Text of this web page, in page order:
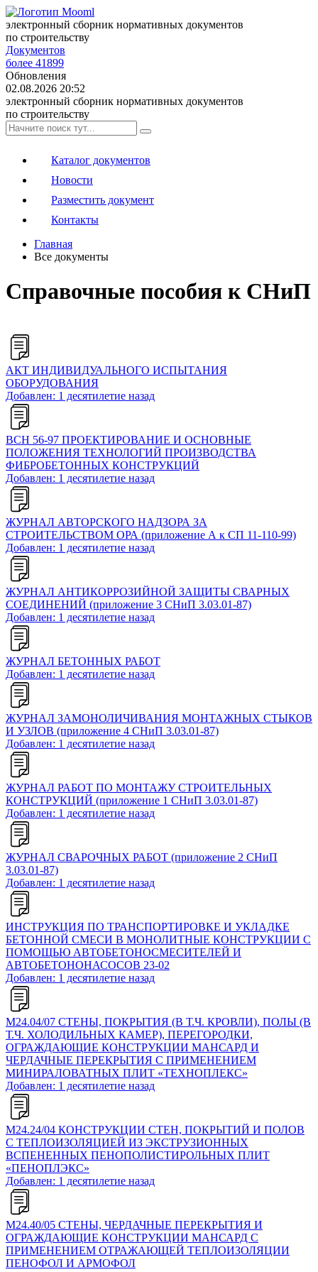
электронный сборник нормативных документов
по строительству
Документов
более 41899
Обновления
02.08.2026 20:52
электронный сборник нормативных документов
по строительству
Каталог документов
Новости
Разместить документ
Контакты
Главная
Все документы
Справочные пособия к СНиП
АКТ ИНДИВИДУАЛЬНОГО ИСПЫТАНИЯ
ОБОРУДОВАНИЯ
Добавлен: 1 десятилетие назад
ВСН 56-97 ПРОЕКТИРОВАНИЕ И ОСНОВНЫЕ
ПОЛОЖЕНИЯ ТЕХНОЛОГИЙ ПРОИЗВОДСТВА
ФИБРОБЕТОННЫХ КОНСТРУКЦИЙ
Добавлен: 1 десятилетие назад
ЖУРНАЛ АВТОРСКОГО НАДЗОРА ЗА
СТРОИТЕЛЬСТВОМ ОРА (приложение А к СП 11-110-99)
Добавлен: 1 десятилетие назад
ЖУРНАЛ АНТИКОРРОЗИЙНОЙ ЗАЩИТЫ СВАРНЫХ
СОЕДИНЕНИЙ (приложение 3 СНиП 3.03.01-87)
Добавлен: 1 десятилетие назад
ЖУРНАЛ БЕТОННЫХ РАБОТ
Добавлен: 1 десятилетие назад
ЖУРНАЛ ЗАМОНОЛИЧИВАНИЯ МОНТАЖНЫХ СТЫКОВ
И УЗЛОВ (приложение 4 СНиП 3.03.01-87)
Добавлен: 1 десятилетие назад
ЖУРНАЛ РАБОТ ПО МОНТАЖУ СТРОИТЕЛЬНЫХ
КОНСТРУКЦИЙ (приложение 1 СНиП 3.03.01-87)
Добавлен: 1 десятилетие назад
ЖУРНАЛ СВАРОЧНЫХ РАБОТ (приложение 2 СНиП
3.03.01-87)
Добавлен: 1 десятилетие назад
ИНСТРУКЦИЯ ПО ТРАНСПОРТИРОВКЕ И УКЛАДКЕ
БЕТОННОЙ СМЕСИ В МОНОЛИТНЫЕ КОНСТРУКЦИИ С
ПОМОЩЬЮ АВТОБЕТОНОСМЕСИТЕЛЕЙ И
АВТОБЕТОНОНАСОСОВ 23-02
Добавлен: 1 десятилетие назад
М24.04/07 СТЕНЫ, ПОКРЫТИЯ (В Т.Ч. КРОВЛИ), ПОЛЫ (В
Т.Ч. ХОЛОДИЛЬНЫХ КАМЕР), ПЕРЕГОРОДКИ,
ОГРАЖДАЮЩИЕ КОНСТРУКЦИИ МАНСАРД И
ЧЕРДАЧНЫЕ ПЕРЕКРЫТИЯ С ПРИМЕНЕНИЕМ
МИНИРАЛОВАТНЫХ ПЛИТ «ТЕХНОПЛЕКС»
Добавлен: 1 десятилетие назад
М24.24/04 КОНСТРУКЦИИ СТЕН, ПОКРЫТИЙ И ПОЛОВ
С ТЕПЛОИЗОЛЯЦИЕЙ ИЗ ЭКСТРУЗИОННЫХ
ВСПЕНЕННЫХ ПЕНОПОЛИСТИРОЛЬНЫХ ПЛИТ
«ПЕНОПЛЭКС»
Добавлен: 1 десятилетие назад
М24.40/05 СТЕНЫ, ЧЕРДАЧНЫЕ ПЕРЕКРЫТИЯ И
ОГРАЖДАЮЩИЕ КОНСТРУКЦИИ МАНСАРД С
ПРИМЕНЕНИЕМ ОТРАЖАЮЩЕЙ ТЕПЛОИЗОЛЯЦИИ
ПЕНОФОЛ И АРМОФОЛ